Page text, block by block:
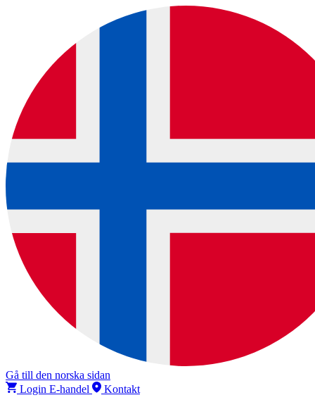
Gå till den norska sidan
Login E-handel
Kontakt